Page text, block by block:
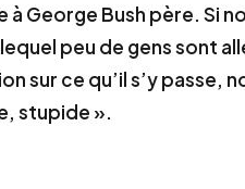
George Bush père. Si
peu de gens sont
sur ce qu’il s’y passe,
stupide ».